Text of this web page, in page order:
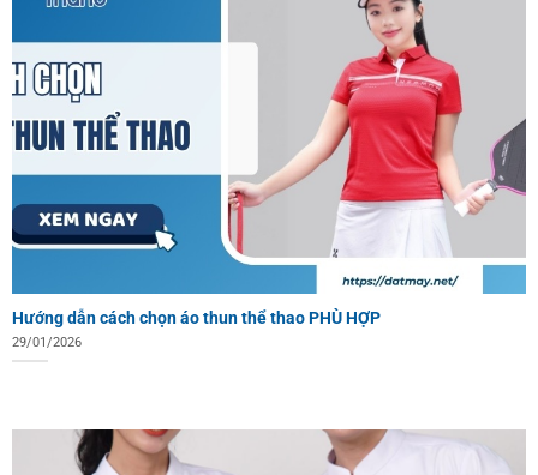
Hướng dẫn cách chọn áo thun thể thao PHÙ HỢP
29/01/2026